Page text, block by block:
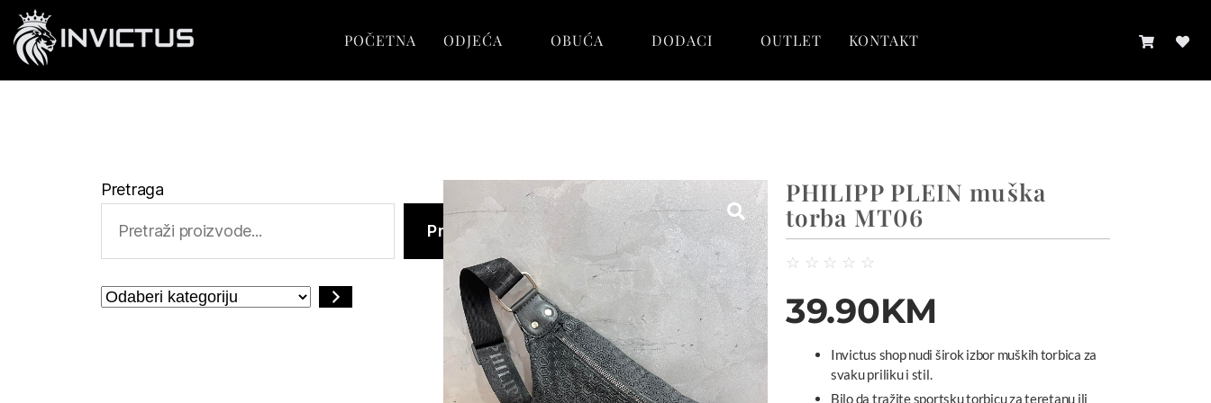
POČETNA ODJEĆA OBUĆA DODACI OUTLET KONTAKT
Pretraga
Pretraga
PHILIPP PLEIN muška
torba MT06
☆ ☆ ☆ ☆ ☆
39.90KM
Invictus shop nudi širok izbor muških torbica za
svaku priliku i stil.
Bilo da tražite sportsku torbicu za teretanu ili